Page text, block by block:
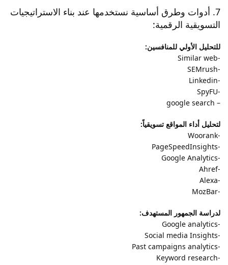
7. أدوات وطرق أساسية نستخدمها عند بناء الاستراتيجيات
التسويقية الرقمية:
للتحليل الأولي للمنافسين:
-Similar web
-SEMrush
-Linkedin
-SpyFU
– google search
لتحليل أداء المواقع تسويقياً:
-Woorank
-PageSpeedInsights
-Google Analytics
-Ahref
-Alexa
-MozBar
لدراسة الجمهور المستهدف:
-Google analytics
-Social media Insights
-Past campaigns analytics
-Keyword research